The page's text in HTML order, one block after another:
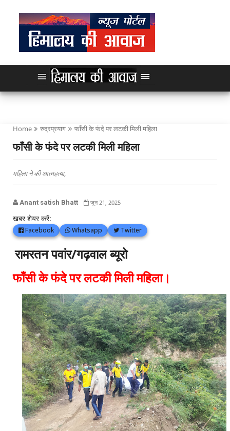
Home रुद्रप्रयाग फाँसी के फंदे पर लटकी मिली महिला
फाँसी के फंदे पर लटकी मिली महिला
महिला ने की आत्महत्या,
Anant satish Bhatt जून 21, 2025
खबर शेयर करें:
Facebook Whatsapp Twitter
रामरतन पवांर/गढ़वाल ब्यूरो
फाँसी के फंदे पर लटकी मिली महिला।